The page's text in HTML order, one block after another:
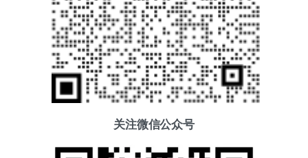
关注微信公众号